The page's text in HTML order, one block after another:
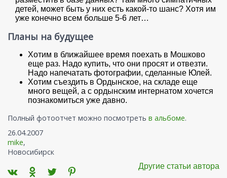
детей, может быть у них есть какой-то шанс? Хотя им
уже конечно всем больше 5-6 лет…
Планы на будущее
Хотим в ближайшее время поехать в Мошково
еще раз. Надо купить, что они просят и отвезти.
Надо напечатать фотографии, сделанные Юлей.
Хотим съездить в Ордынское, на складе еще
много вещей, а с ордынским интернатом хочется
познакомиться уже давно.
Полный фотоотчет можно посмотреть в альбоме.
26.04.2007
mike,
Новосибирск
Другие статьи автора